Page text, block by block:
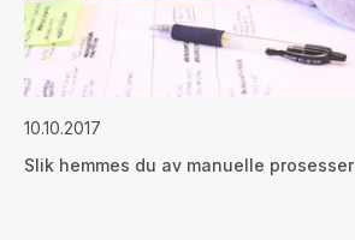
10.10.2017
Slik hemmes du av manuelle prosesser